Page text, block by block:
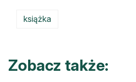
książka
Zobacz także: